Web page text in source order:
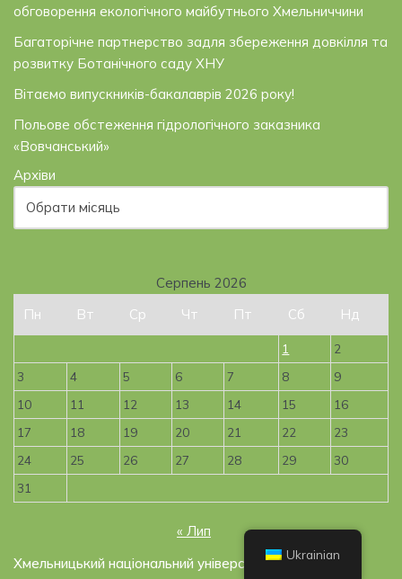
обговорення екологічного майбутнього Хмельниччини
Багаторічне партнерство задля збереження довкілля та
розвитку Ботанічного саду ХНУ
Вітаємо випускників-бакалаврів 2026 року!
Польове обстеження гідрологічного заказника
«Вовчанський»
Архіви
Серпень 2026
Пн
Вт Ср Чт Пт Сб Нд
1
2
3
4 5 6 7 8
9
10
11 12 13 14 15
16
17
18 19 20 21 22
23
24
25 26 27 28 29
30
31
« Лип
Хмельницький національний університет, 2019-2026
Ukrainian